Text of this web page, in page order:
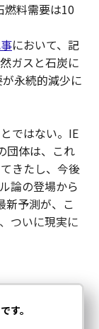
燃料需要は10
において、記
ガスと石炭に
永続的減少に
ではない。IE
団体は、これ
きたし、今後
論の登場から
新予測が、こ
ついに現実に